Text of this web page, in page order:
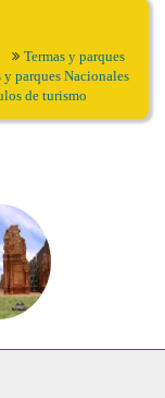
Termas y parques
y parques Nacionales
de turismo